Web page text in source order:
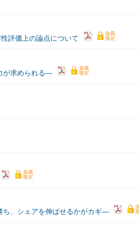
評価上の論点について
が求められる―
ち、シェアを伸ばせるかがカギ―